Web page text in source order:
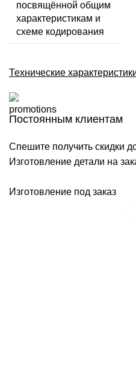
посвящённой общим
характеристикам и
схеме кодирования
Технические
Постоянным клиентам
Спешите получить скидки
Изготовление детали на
Изготовление под заказ